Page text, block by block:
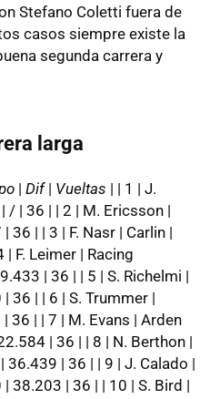
Stefano Coletti fuera de
casos siempre existe la
segunda carrera y
larga
| Dif| Vueltas | | 1 | J.
/ | 36 | | 2 | M. Ericsson |
36 | | 3 | F. Nasr | Carlin |
F. Leimer | Racing
| 36 | | 5 | S. Richelmi |
36 | | 6 | S. Trummer |
36 | | 7 | M. Evans | Arden
| 36 | | 8 | N. Berthon |
| 36 | | 9 | J. Calado |
38.203 | 36 | | 10 | S. Bird |